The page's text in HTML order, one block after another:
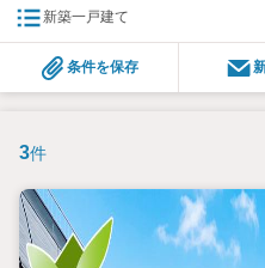
新築一戸建て
条件を保存
3件